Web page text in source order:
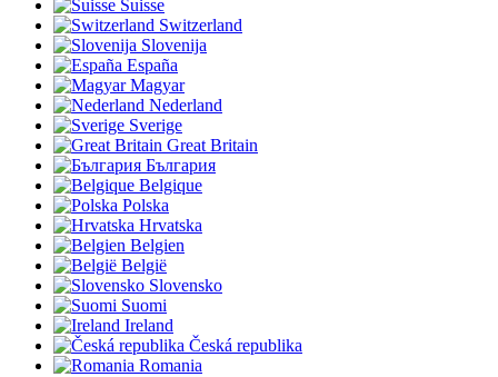
Suisse
Switzerland
Slovenija
España
Magyar
Nederland
Sverige
Great Britain
България
Belgique
Polska
Hrvatska
Belgien
België
Slovensko
Suomi
Ireland
Česká republika
Romania